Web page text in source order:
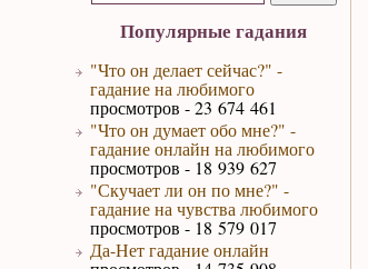
Популярные гадания
"Что он делает сейчас?" -
гадание на любимого
просмотров - 23 674 461
"Что он думает обо мне?" -
гадание онлайн на любимого
просмотров - 18 939 627
"Скучает ли он по мне?" -
гадание на чувства любимого
просмотров - 18 579 017
Да-Нет гадание онлайн